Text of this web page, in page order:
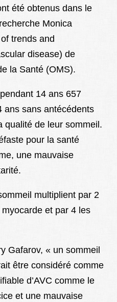
été obtenus dans le
Monica
trends and
disease) de
la Santé (OMS).
14 ans 657
ans sans antécédents
qualité de leur sommeil.
pour la santé
une mauvaise
multiplient par 2
myocarde et par 4 les
Gafarov, « un sommeil
être considéré comme
d’AVC comme le
et une mauvaise